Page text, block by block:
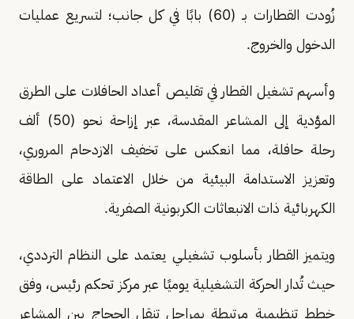
زُودت القطارات بـ (60) بابًا في كل جانب؛ لتسريع عمليات
الدخول والخروج.
وأسهم تشغيل القطار في تقليص أعداد الحافلات على الطرق
المؤدية إلى المشاعر المقدسة، عبر إزاحة نحو (50) ألف
رحلة حافلة، مما انعكس على تخفيف الازدحام المروري،
وتعزيز الاستدامة البيئية من خلال الاعتماد على الطاقة
الكهربائية ذات الانبعاثات الكربونية الصفرية.
ويتميز القطار بأسلوب تشغيلي يعتمد على النظام الترددي،
حيث تُدار الحركة التشغيلية يوميًا عبر مركز تحكم رئيس، وفق
خطط تنظيمية مرتبطة بمراحل تنقل الحجاج بين المشاعر